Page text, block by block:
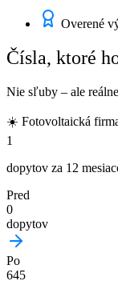
Overené
Čísla, ktoré
Nie sľuby – ale
☀️ Fotovoltaická
1
dopytov za 12
Pred
0
dopytov
Po
645